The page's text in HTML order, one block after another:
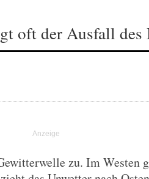
oft der Ausfall des
zu. Im Westen